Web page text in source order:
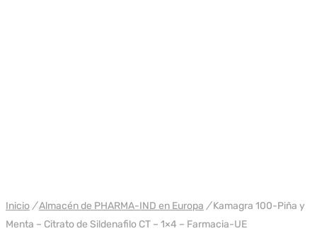
Inicio /Almacén de PHARMA-IND en Europa /Kamagra 100-Piña y
Menta – Citrato de Sildenafilo CT – 1×4 – Farmacia-UE